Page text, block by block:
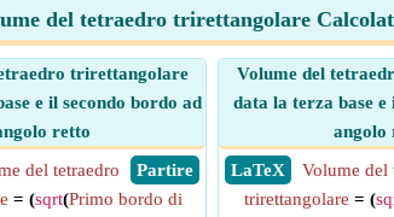
del tetraedro trirettangolare
trirettangolare
e il secondo bordo ad
retto
​ Partire
del tetraedro
= (sqrt(Primo bordo di
Volume del
data la terza base
angolo
​ LaTeX
Volume del
trirettangolare = (